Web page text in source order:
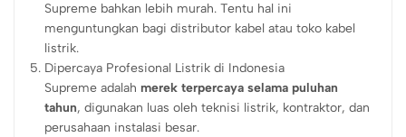
Supreme bahkan lebih murah. Tentu hal ini
menguntungkan bagi distributor kabel atau toko kabel
listrik.
Dipercaya Profesional Listrik di Indonesia
Supreme adalahmerek terpercaya selama puluhan
tahun, digunakan luas oleh teknisi listrik, kontraktor, dan
perusahaan instalasi besar.